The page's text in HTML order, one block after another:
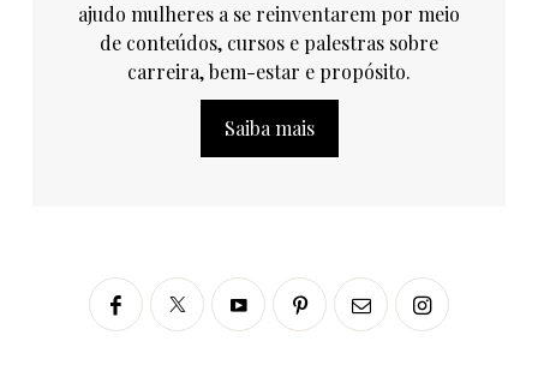
ajudo mulheres a se reinventarem por meio
de conteúdos, cursos e palestras sobre
carreira, bem-estar e propósito.
Saiba mais